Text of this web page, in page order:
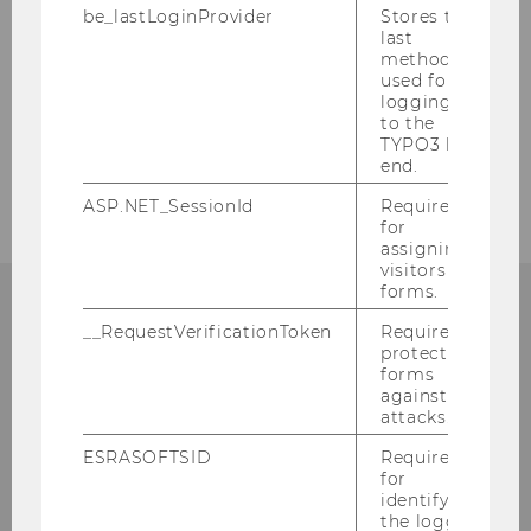
Institute for Marketing
Building D2, Entrance A, 1st floor
be_lastLoginProvider
Stores the
last
method
used for
logging in
to the
TYPO3 back
end.
ASP.NET_SessionId
Required
for
assigning
visitors to
forms.
__RequestVerificationToken
Required to
protect
forms
against
attacks.
ESRASOFTSID
Required
for
identifying
the logged-